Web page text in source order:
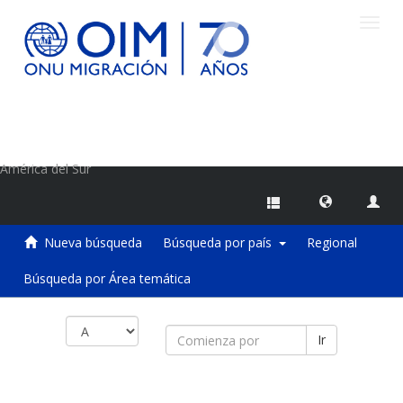
América del Sur
Nueva búsqueda Búsqueda por país Regional
Búsqueda por Área temática
Ir